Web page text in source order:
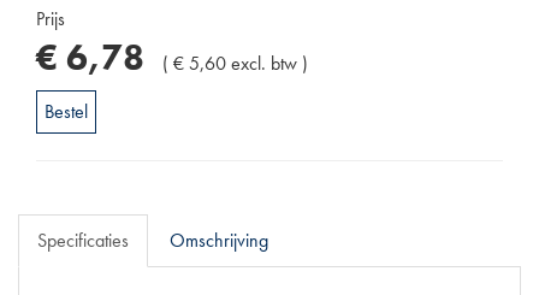
Prijs
€ 6,78 ( €5,60excl. btw )
Bestel
Specificaties Omschrijving